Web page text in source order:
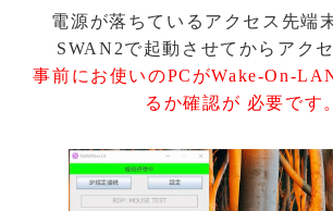
電源が落ちているアクセス先端
SWAN2で起動させてからアク
事前にお使いのPCがWake-On-
るか確認が 必要です。